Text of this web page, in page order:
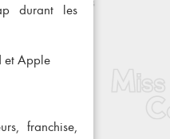
durant les
et Apple
franchise,